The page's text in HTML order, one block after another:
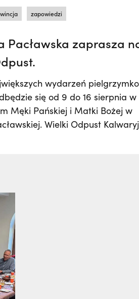
zapowiedzi
Pacławska zaprasza
wydarzeń
się od 9 do 16 sierpnia w
Męki Pańskiej i Matki Bożej w
Wielki Odpust
Wniebowzięcia Najświętszej